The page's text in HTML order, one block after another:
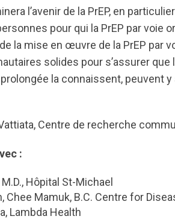
l’avenir de la PrEP, en
pour qui la PrEP par voie
la mise en œuvre de la PrEP par
solides pour s’assurer
la connaissent, peuvent
Centre de recherche
:
Hôpital St-Michael
Chee Mamuk, B.C. Centre for
Lambda Health